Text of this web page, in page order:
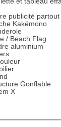
publicité partout
Kakémono
/ Beach Flag
aluminium
Gonflable
X